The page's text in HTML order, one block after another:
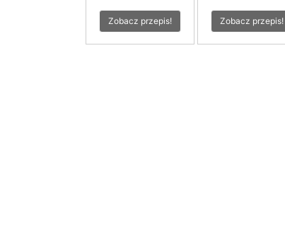
Zobacz przepis! Zobacz przepis!